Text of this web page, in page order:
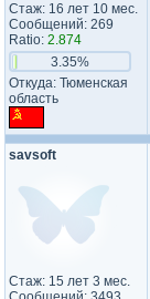
Стаж: 16 лет 10 мес.
Сообщений: 269
Ratio: 2.874
3.35%
Откуда: Тюменская
область
savsoft
Стаж: 15 лет 3 мес.